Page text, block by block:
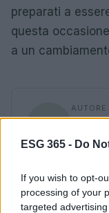
ESG 365 - Do
If you wish to opt-
processing of your
targeted
preparati a
questa
a un
AUTORE